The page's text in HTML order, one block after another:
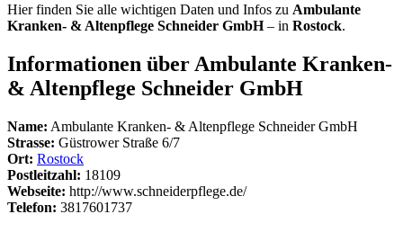
Hier finden Sie alle wichtigen Daten und Infos zu Ambulante
Kranken- & Altenpflege Schneider GmbH– in Rostock.
Informationen über Ambulante Kranken-
& Altenpflege Schneider GmbH
Name: Ambulante Kranken- & Altenpflege Schneider GmbH
Strasse: Güstrower Straße 6/7
Ort: Rostock
Postleitzahl: 18109
Webseite: http://www.schneiderpflege.de/
Telefon: 3817601737